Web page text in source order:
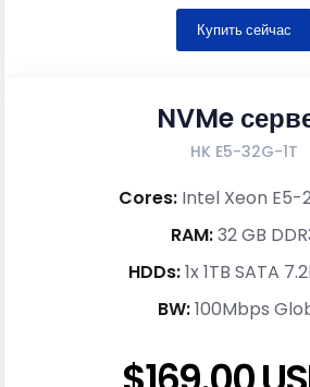
Купить сейчас
NVMe
HK E5-32G-1T
Cores:Intel Xeon E5-
RAM:32 GB
HDDs:1x 1TB SATA
BW:100Mbps